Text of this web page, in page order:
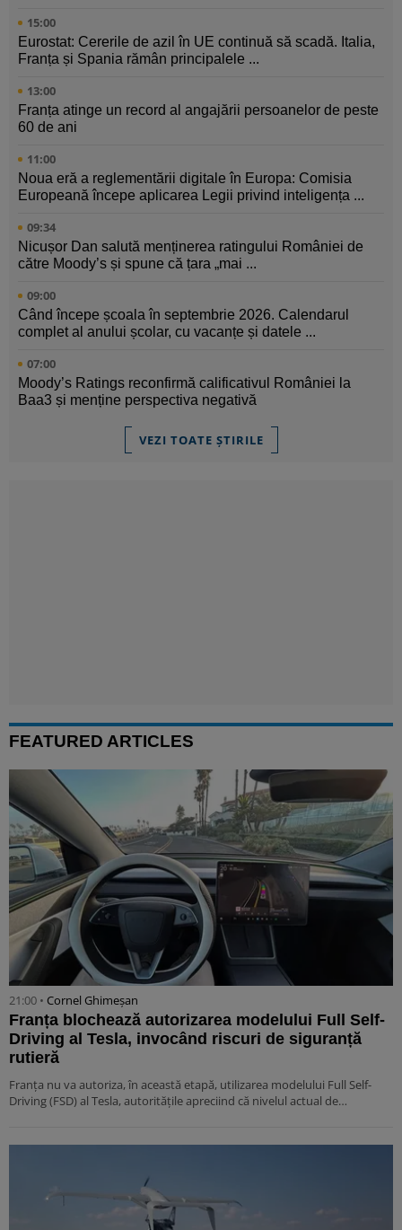
15:00
Eurostat: Cererile de azil în UE continuă să scadă. Italia,
Franța și Spania rămân principalele ...
13:00
Franța atinge un record al angajării persoanelor de peste
60 de ani
11:00
Noua eră a reglementării digitale în Europa: Comisia
Europeană începe aplicarea Legii privind inteligența ...
09:34
Nicușor Dan salută menținerea ratingului României de
către Moody’s și spune că țara „mai ...
09:00
Când începe școala în septembrie 2026. Calendarul
complet al anului școlar, cu vacanțe și datele ...
07:00
Moody’s Ratings reconfirmă calificativul României la
Baa3 și menține perspectiva negativă
VEZI TOATE ȘTIRILE
FEATURED ARTICLES
21:00 • Cornel Ghimeșan
Franța blochează autorizarea modelului Full Self-
Driving al Tesla, invocând riscuri de siguranță
rutieră
Franța nu va autoriza, în această etapă, utilizarea modelului Full Self-
Driving (FSD) al Tesla, autoritățile apreciind că nivelul actual de…